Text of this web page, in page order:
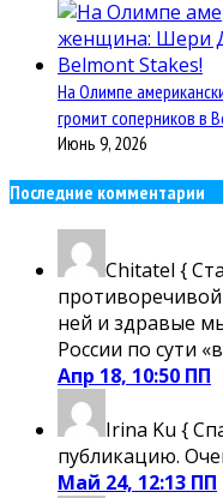
На Олимпе
громит соперников в
Июнь 9, 2026
Последние комментарии
Chitatel {
противоречивой
ней и здравые
России по сути
Апр 18, 10:50 ПП
Irina Ku {
публикацию.
Май 24, 12:13 ПП